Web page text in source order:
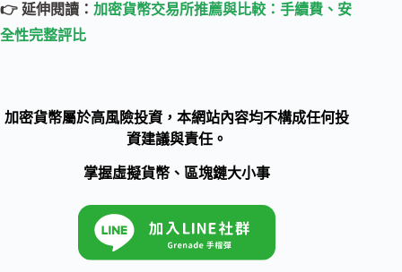
👉 延伸閱讀： 加密貨幣交易所推薦與比較：手續費、安
全性完整評比
加密貨幣屬於高風險投資，本網站內容均不構成任何投
資建議與責任。
掌握虛擬貨幣、區塊鏈大小事